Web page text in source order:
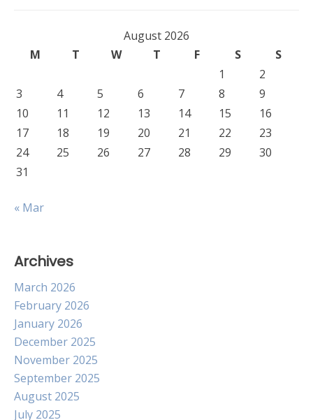
August 2026
M
T W T F S
S
1
2
3
4 5 6 7 8
9
10
11 12 13 14 15
16
17
18 19 20 21 22
23
24
25 26 27 28 29
30
31
« Mar
Archives
March 2026
February 2026
January 2026
December 2025
November 2025
September 2025
August 2025
July 2025